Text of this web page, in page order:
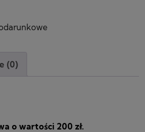
(0)
o wartości 200 zł.